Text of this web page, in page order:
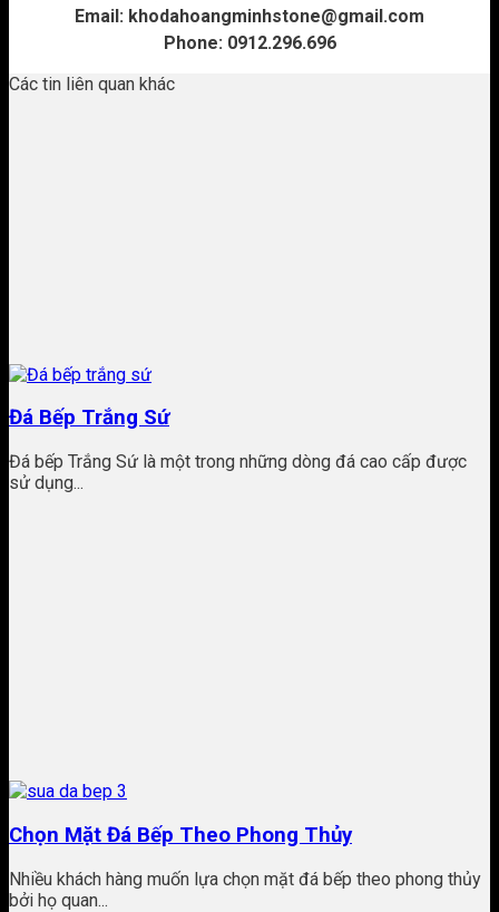
Email: khodahoangminhstone@gmail.com
Phone: 0912.296.696
Các tin liên quan khác
Đá Bếp Trắng Sứ
Đá bếp Trắng Sứ là một trong những dòng đá cao cấp được
sử dụng...
Chọn Mặt Đá Bếp Theo Phong Thủy
Nhiều khách hàng muốn lựa chọn mặt đá bếp theo phong thủy
bởi họ quan...